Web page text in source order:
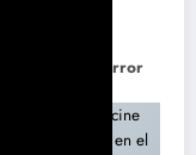
redefine el horror
joyas del cine
de terror en el